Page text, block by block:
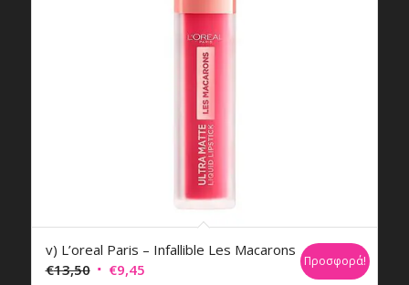
v) L’oreal Paris – Infallible Les Macarons
€13,50 Original
€9,45Η
Προσφορά!